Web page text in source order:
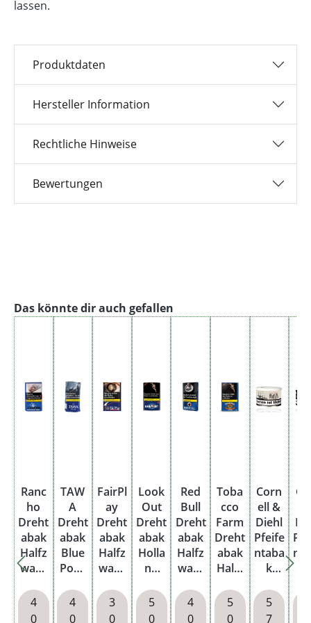
lassen.
Produktdaten
Hersteller Information
Rechtliche Hinweise
Bewertungen
Produktgalerie überspringen
Das könnte dir auch gefallen
Ranc
ho
Dreht
abak
Halfz
ware
Pouc
h
4
0
TAW
A
Dreht
abak
Blue
Pouc
4
0
FairPl
ay
Dreht
abak
Halfz
ware
Blau
Pouc
3
0
Look
Out
Dreht
abak
Holla
nd
Pouc
h
5
0
Red
Bull
Dreht
abak
Halfz
ware
Blau
Pouc
4
0
Toba
cco
Farm
Dreht
abak
Halfz
5
0
Corn
ell &
Diehl
Pfeife
ntaba
k
Frigat
e
5
7